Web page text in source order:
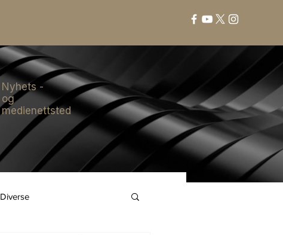
Nyhets -
og
medienettsted
Diverse